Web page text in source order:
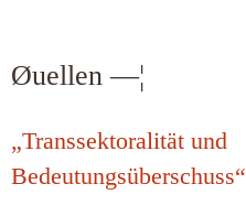
Øuellen —¦
„Transsektoralität und
Bedeutungsüberschuss“